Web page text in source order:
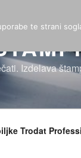
Izdelava
Trodat
te strani